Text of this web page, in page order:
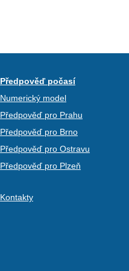
Předpověď počasí
Numerický model
Předpověď pro Prahu
Předpověď pro Brno
Předpověď pro Ostravu
Předpověď pro Plzeň
Kontakty